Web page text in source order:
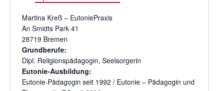
f
o
n
l
e
b
s
e
i
e
Martina Kreß – EutoniePraxis
An Smidts Park 41
28719 Bremen
Grundberufe:
Dipl. Religionspädagogin, Seelsorgerin
Eutonie-Ausbildung:
Eutonie-Pädagogin seit 1992 / Eutonie – Pädagogin und